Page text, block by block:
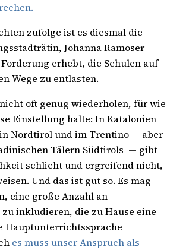
zufolge ist es diesmal die
Johanna Ramoser
erhebt, die Schulen auf
Wege zu entlasten.
oft genug wiederholen, für wie
Einstellung halte: In Katalonien
Nordtirol und im Trentino — aber
Tälern Südtirols — gibt
schlicht und ergreifend nicht,
Und das ist gut so. Es mag
eine große Anzahl an
inkludieren, die zu Hause eine
Hauptunterrichtssprache
es muss unser Anspruch als